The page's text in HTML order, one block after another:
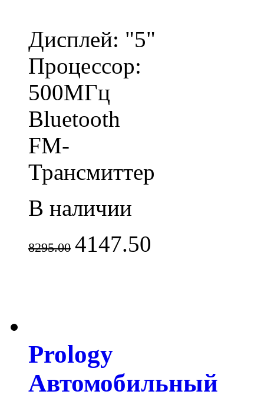
Дисплей: "5"
Процессор:
500МГц
Bluetooth
FM-
Трансмиттер
В наличии
8295.00 4147.50
Prology
Автомобильный